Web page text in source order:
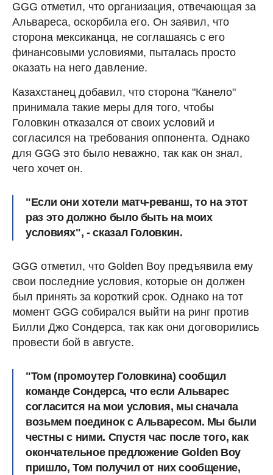
GGG отметил, что организация, отвечающая за
Альвареса, оскорбила его. Он заявил, что
сторона мексиканца, не соглашаясь с его
финансовыми условиями, пыталась просто
оказать на него давление.
Казахстанец добавил, что сторона "Канело"
принимала такие меры для того, чтобы
Головкин отказался от своих условий и
согласился на требования оппонента. Однако
для GGG это было неважно, так как он знал,
чего хочет он.
"Если они хотели матч-реванш, то на этот
раз это должно было быть на моих
условиях", - сказал Головкин.
GGG отметил, что Golden Boy предъявила ему
свои последние условия, которые он должен
был принять за короткий срок. Однако на тот
момент GGG собирался выйти на ринг против
Билли Джо Сондерса, так как они договорились
провести бой в августе.
"Том (промоутер Головкина) сообщил
команде Сондерса, что если Альварес
согласится на мои условия, мы сначала
возьмем поединок с Альваресом. Мы были
честны с ними. Спустя час после того, как
окончательное предложение Golden Boy
пришло, Том получил от них сообщение,